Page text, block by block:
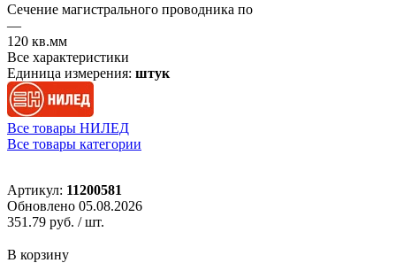
Сечение магистрального проводника по
—
120 кв.мм
Все характеристики
Единица измерения: штук
Все товары НИЛЕД
Все товары категории
Артикул: 11200581
Обновлено 05.08.2026
351.79 руб. / шт.
В корзину